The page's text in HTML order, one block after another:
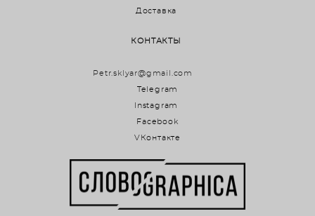
Доставка
КОНТАКТЫ
Petr.sklyar@gmail.com
Telegram
Instagram
Facebook
VКонтакте